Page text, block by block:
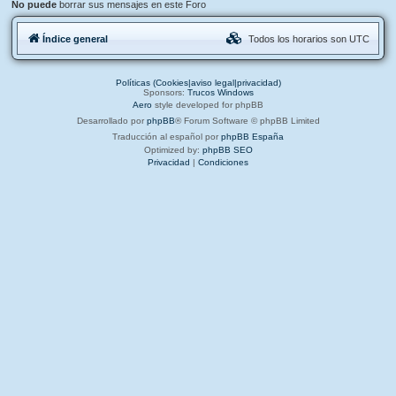
No puede borrar sus mensajes en este Foro
Índice general Todos los horarios son UTC
Políticas (Cookies|aviso legal|privacidad)
Sponsors: Trucos Windows
Aero style developed for phpBB
Desarrollado por phpBB® Forum Software © phpBB Limited
Traducción al español por phpBB España
Optimized by: phpBB SEO
Privacidad | Condiciones